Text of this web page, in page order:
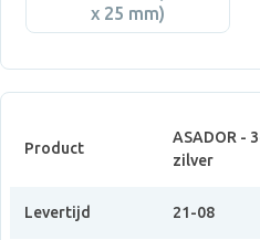
x 25 mm)
Product
ASADOR -
zilver
Levertijd 21-08